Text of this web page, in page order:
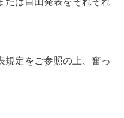
規定をご参照の上、奮っ